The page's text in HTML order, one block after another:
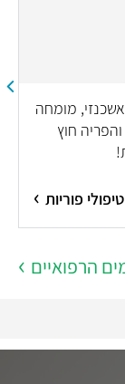
אשכנזי, מומחה
חוץ
פוריות
הרפואיים